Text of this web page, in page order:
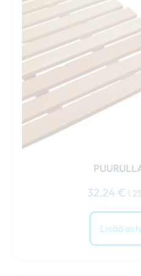
32,24 € (
Lisää